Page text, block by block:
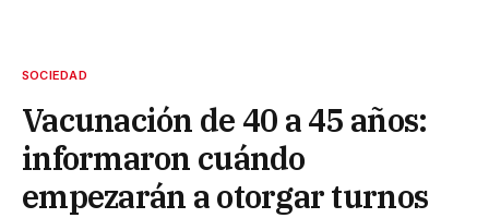
SOCIEDAD
Vacunación de 40 a 45 años:
informaron cuándo
empezarán a otorgar turnos